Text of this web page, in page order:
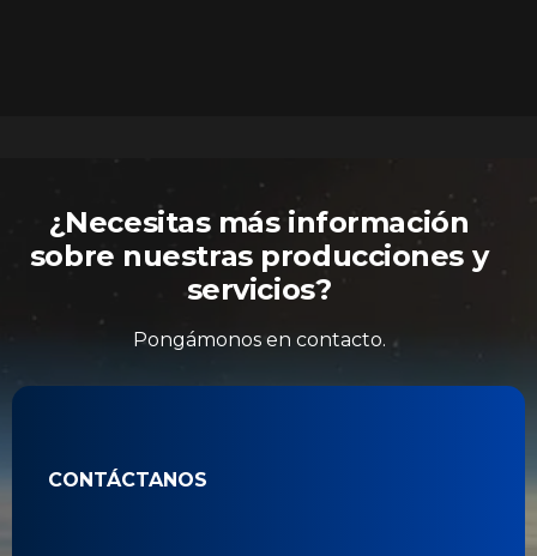
¿Necesitas más información
sobre nuestras producciones y
servicios?
Pongámonos en contacto.
CONTÁCTANOS